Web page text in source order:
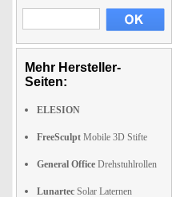
Mehr Hersteller-
Seiten:
ELESION
FreeSculpt Mobile 3D Stifte
General Office Drehstuhlrollen
Lunartec Solar Laternen